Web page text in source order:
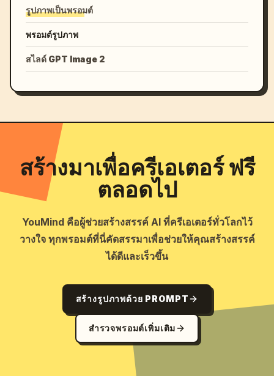
รูปภาพเป็นพรอมต์
พรอมต์รูปภาพ
สไลด์ GPT Image 2
สร้างมาเพื่อครีเอเตอร์ ฟรี
ตลอดไป
YouMind คือผู้ช่วยสร้างสรรค์ AI ที่ครีเอเตอร์ทั่วโลกไว้
วางใจ ทุกพรอมต์ที่นี่คัดสรรมาเพื่อช่วยให้คุณสร้างสรรค์
ได้ดีและเร็วขึ้น
สร้างรูปภาพด้วย PROMPT
สำรวจพรอมต์เพิ่มเติม